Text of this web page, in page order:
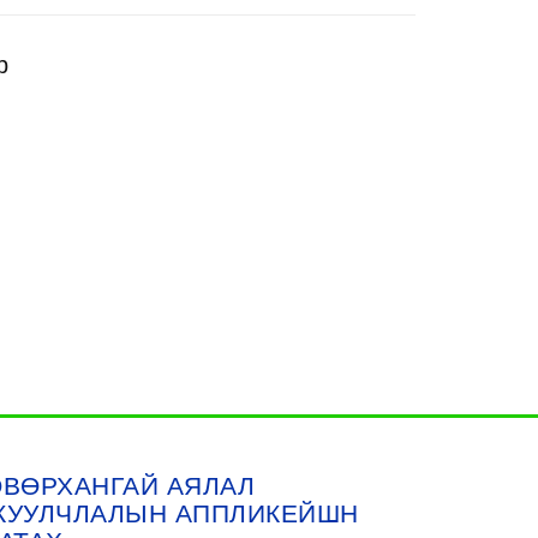
АЯЛАЛ
АППЛИКЕЙШН